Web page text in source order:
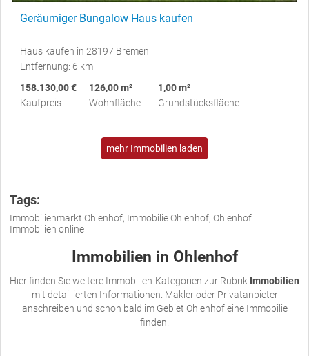
Geräumiger Bungalow Haus kaufen
Haus kaufen in 28197 Bremen
Entfernung: 6 km
158.130,00 €
Kaufpreis
126,00 m²
Wohnfläche
1,00 m²
Grundstücksfläche
mehr Immobilien laden
Tags:
Immobilienmarkt Ohlenhof, Immobilie Ohlenhof, Ohlenhof
Immobilien online
Immobilien in Ohlenhof
Hier finden Sie weitere Immobilien-Kategorien zur Rubrik Immobilien
mit detaillierten Informationen. Makler oder Privatanbieter
anschreiben und schon bald im Gebiet Ohlenhof eine Immobilie
finden.